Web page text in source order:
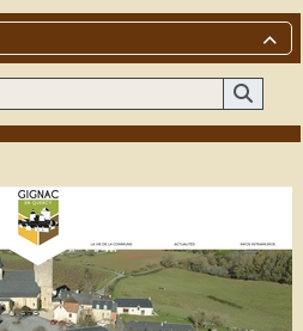

réalisée dans le
Fish River
de Namibie)
constrictor rencontré dans
!